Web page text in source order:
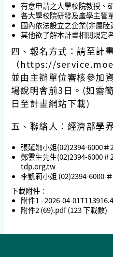
有意申請之大學校院教授、
各大學校院研發及產學主管
國內依法設立之企業(非屬陸
其他欲了解本計畫相關規定
四、報名方式：請至計
（https://
並由主辦單位審核參加
場說明會前3日。(如需
日至計畫網站下載)
五、聯絡人：經濟部學
張延婌小姐(02)2394-6000
鄭雲生先生(02)2394-6000
tdp.org.tw
李凱莉小姐 (02)2394-6000
下載附件：
附件1 - 2026-04-
附件2 (69).pdf (123 下載數)